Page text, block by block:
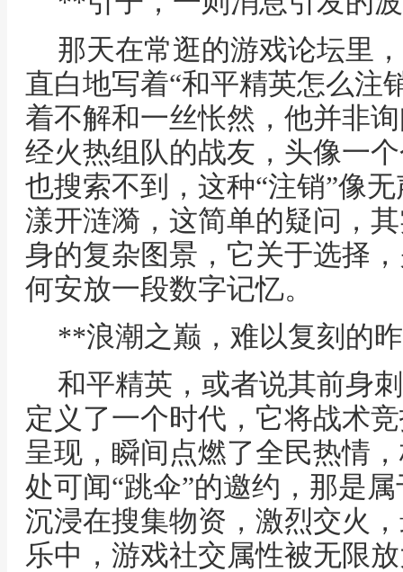
那天在常逛的游戏论坛里
直白地写着“和平精英怎么注
着不解和一丝怅然，他并非
经火热组队的战友，头像一
也搜索不到，这种“注销”像
漾开涟漪，这简单的疑问，
身的复杂图景，它关于选择
何安放一段数字记忆。
**浪潮之巅，难以复刻的
和平精英，或者说其前身
定义了一个时代，它将战术
呈现，瞬间点燃了全民热情
处可闻“跳伞”的邀约，那是
沉浸在搜集物资，激烈交火
乐中，游戏社交属性被无限